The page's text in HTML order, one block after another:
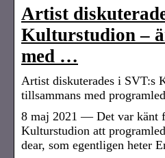
Artist
Kulturstudion –
med …
Artist diskuterades i SVT:s
tillsammans med
8 maj 2021 — Det var känt
Kulturstudion att
dear, som egentligen heter